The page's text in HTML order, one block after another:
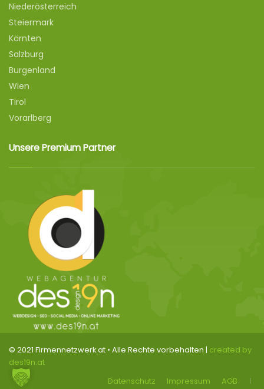
Niederösterreich
Steiermark
Kärnten
Salzburg
Burgenland
Wien
Tirol
Vorarlberg
Unsere Premium Partner
© 2021 Firmennetzwerk.at • Alle Rechte vorbehalten | created by
des19n.at
Datenschutz
Impressum AGB